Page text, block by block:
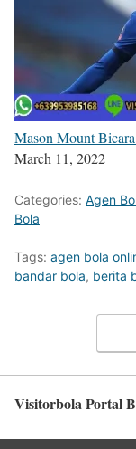
Mason Mount
March 11, 2022
Categories: Agen
Bola
Tags: agen bola
bandar bola, berita
Visitorbola Portal